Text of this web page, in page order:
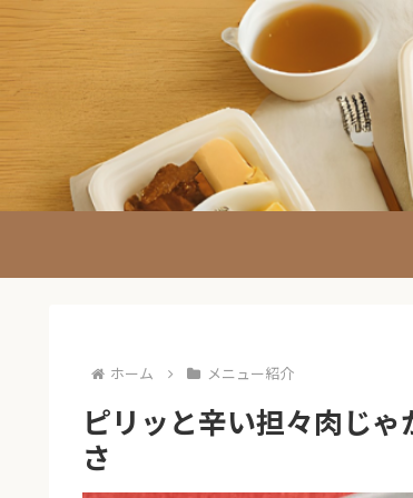
ホーム メニュー紹介
ピリッと辛い担々肉じ
さ